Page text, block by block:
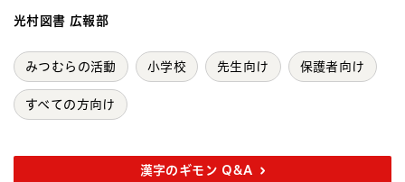
光村図書 広報部
みつむらの活動 小学校 先生向け 保護者向け
すべての方向け
漢字のギモン Q&A